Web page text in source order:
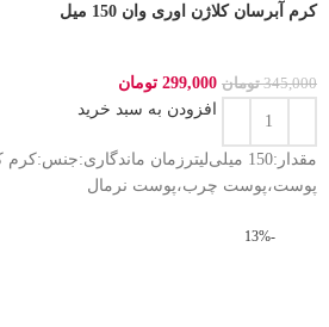
کرم آبرسان کلاژن اوری وان 150 میل
345,000 تومان 299,000 تومان
افزودن به سبد خرید
مقدار:150 میلی‌لیترزمان
پوست،پوست چرب،پوست نرمال
-13%